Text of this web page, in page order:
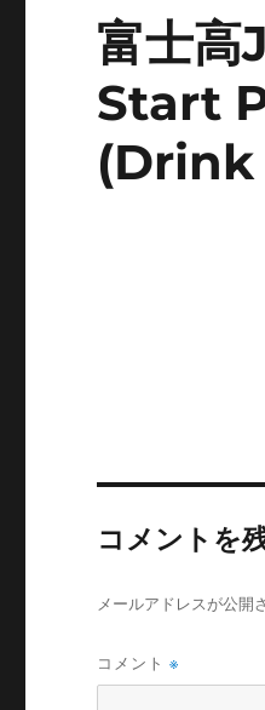
富士
Start
(Drink
コメントを
メールアドレスが公開
コメント※